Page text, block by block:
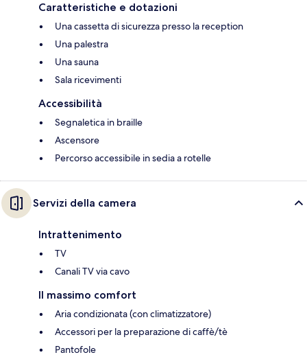
Caratteristiche e dotazioni
Una cassetta di sicurezza presso la reception
Una palestra
Una sauna
Sala ricevimenti
Accessibilità
Segnaletica in braille
Ascensore
Percorso accessibile in sedia a rotelle
Servizi della camera
Intrattenimento
TV
Canali TV via cavo
Il massimo comfort
Aria condizionata (con climatizzatore)
Accessori per la preparazione di caffè/tè
Pantofole